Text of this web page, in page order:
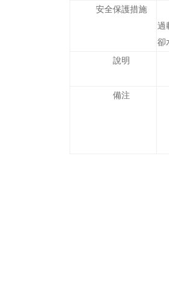
安全保護措施
過
卻
說明
備注